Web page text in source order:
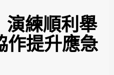
演練順利舉
作提升應急